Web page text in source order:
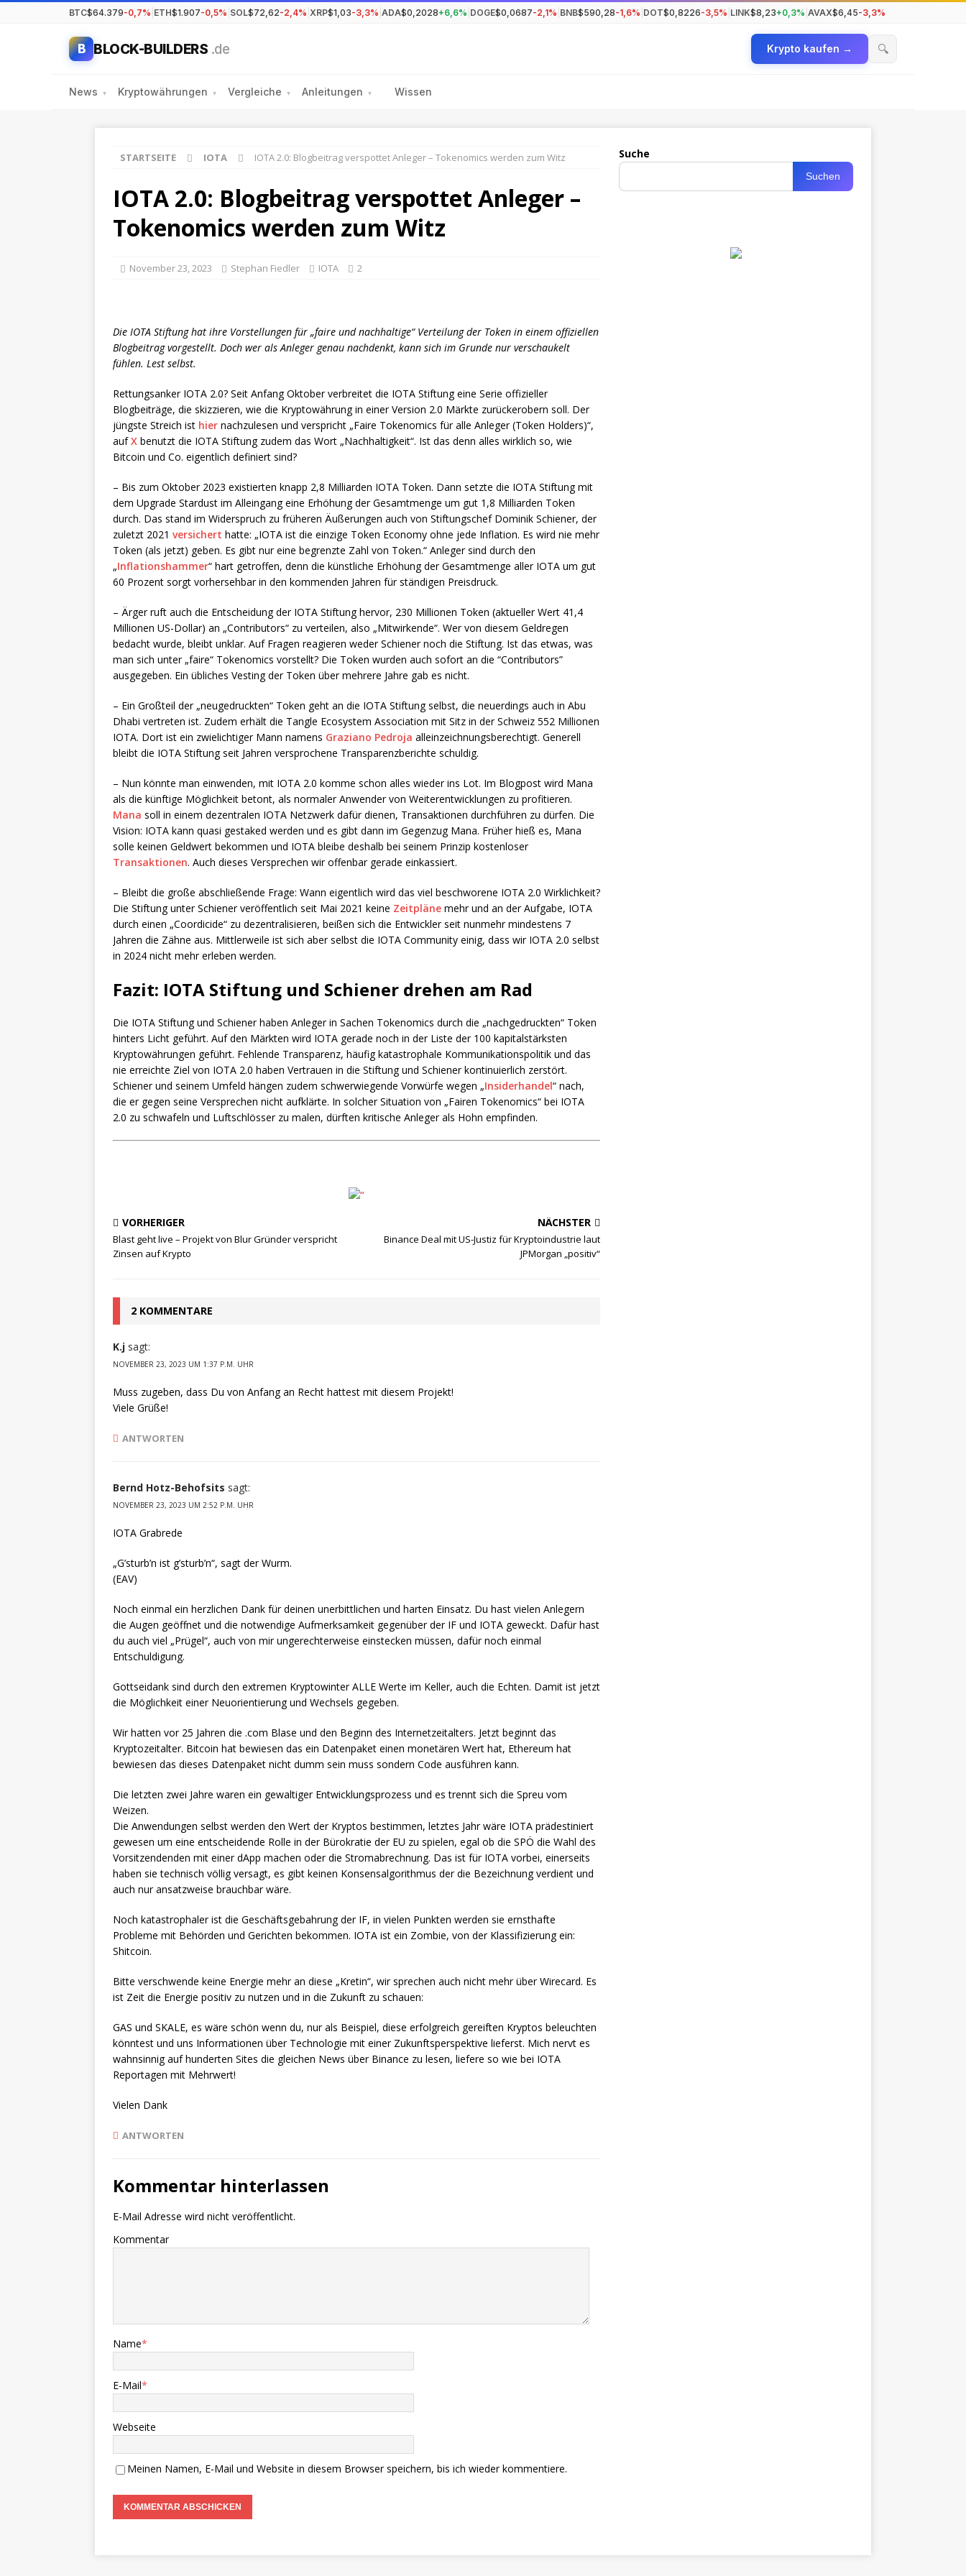
BTC$64.379-0,7% ETH$1.907-0,5% SOL$72,62-2,4% XRP$1,03-3,3% ADA$0,2028+6,6% DOGE$0,0687-2,1% BNB$590,28-1,6% DOT$0,8226-3,5% LINK$8,23+0,3% AVAX$6,45-3,3%
B BLOCK-BUILDERS .de Krypto kaufen → 🔍
News ▾ Kryptowährungen ▾ Vergleiche ▾ Anleitungen ▾ Wissen
STARTSEITE IOTA IOTA 2.0: Blogbeitrag verspottet Anleger – Tokenomics werden zum Witz
IOTA 2.0: Blogbeitrag verspottet Anleger –
Tokenomics werden zum Witz
November 23, 2023 Stephan Fiedler IOTA 2
Die IOTA Stiftung hat ihre Vorstellungen für „faire und nachhaltige“ Verteilung der Token in einem offiziellen
Blogbeitrag vorgestellt. Doch wer als Anleger genau nachdenkt, kann sich im Grunde nur verschaukelt
fühlen. Lest selbst.
Rettungsanker IOTA 2.0? Seit Anfang Oktober verbreitet die IOTA Stiftung eine Serie offizieller
Blogbeiträge, die skizzieren, wie die Kryptowährung in einer Version 2.0 Märkte zurückerobern soll. Der
jüngste Streich ist hier nachzulesen und verspricht „Faire Tokenomics für alle Anleger (Token Holders)“,
aufX benutzt die IOTA Stiftung zudem das Wort „Nachhaltigkeit“. Ist das denn alles wirklich so, wie
Bitcoin und Co. eigentlich definiert sind?
– Bis zum Oktober 2023 existierten knapp 2,8 Milliarden IOTA Token. Dann setzte die IOTA Stiftung mit
dem Upgrade Stardust im Alleingang eine Erhöhung der Gesamtmenge um gut 1,8 Milliarden Token
durch. Das stand im Widerspruch zu früheren Äußerungen auch von Stiftungschef Dominik Schiener, der
zuletzt 2021 versichert hatte: „IOTA ist die einzige Token Economy ohne jede Inflation. Es wird nie mehr
Token (als jetzt) geben. Es gibt nur eine begrenzte Zahl von Token.“ Anleger sind durch den
„Inflationshammer“ hart getroffen, denn die künstliche Erhöhung der Gesamtmenge aller IOTA um gut
60 Prozent sorgt vorhersehbar in den kommenden Jahren für ständigen Preisdruck.
– Ärger ruft auch die Entscheidung der IOTA Stiftung hervor, 230 Millionen Token (aktueller Wert 41,4
Millionen US-Dollar) an „Contributors“ zu verteilen, also „Mitwirkende“. Wer von diesem Geldregen
bedacht wurde, bleibt unklar. Auf Fragen reagieren weder Schiener noch die Stiftung. Ist das etwas, was
man sich unter „faire“ Tokenomics vorstellt? Die Token wurden auch sofort an die “Contributors”
ausgegeben. Ein übliches Vesting der Token über mehrere Jahre gab es nicht.
– Ein Großteil der „neugedruckten“ Token geht an die IOTA Stiftung selbst, die neuerdings auch in Abu
Dhabi vertreten ist. Zudem erhält die Tangle Ecosystem Association mit Sitz in der Schweiz 552 Millionen
IOTA. Dort ist ein zwielichtiger Mann namens Graziano Pedroja alleinzeichnungsberechtigt. Generell
bleibt die IOTA Stiftung seit Jahren versprochene Transparenzberichte schuldig.
– Nun könnte man einwenden, mit IOTA 2.0 komme schon alles wieder ins Lot. Im Blogpost wird Mana
als die künftige Möglichkeit betont, als normaler Anwender von Weiterentwicklungen zu profitieren.
Mana soll in einem dezentralen IOTA Netzwerk dafür dienen, Transaktionen durchführen zu dürfen. Die
Vision: IOTA kann quasi gestaked werden und es gibt dann im Gegenzug Mana. Früher hieß es, Mana
solle keinen Geldwert bekommen und IOTA bleibe deshalb bei seinem Prinzip kostenloser
Transaktionen. Auch dieses Versprechen wir offenbar gerade einkassiert.
– Bleibt die große abschließende Frage: Wann eigentlich wird das viel beschworene IOTA 2.0 Wirklichkeit?
Die Stiftung unter Schiener veröffentlich seit Mai 2021 keine Zeitpläne mehr und an der Aufgabe, IOTA
durch einen „Coordicide“ zu dezentralisieren, beißen sich die Entwickler seit nunmehr mindestens 7
Jahren die Zähne aus. Mittlerweile ist sich aber selbst die IOTA Community einig, dass wir IOTA 2.0 selbst
in 2024 nicht mehr erleben werden.
Fazit: IOTA Stiftung und Schiener drehen am Rad
Die IOTA Stiftung und Schiener haben Anleger in Sachen Tokenomics durch die „nachgedruckten“ Token
hinters Licht geführt. Auf den Märkten wird IOTA gerade noch in der Liste der 100 kapitalstärksten
Kryptowährungen geführt. Fehlende Transparenz, häufig katastrophale Kommunikationspolitik und das
nie erreichte Ziel von IOTA 2.0 haben Vertrauen in die Stiftung und Schiener kontinuierlich zerstört.
Schiener und seinem Umfeld hängen zudem schwerwiegende Vorwürfe wegen „Insiderhandel“ nach,
die er gegen seine Versprechen nicht aufklärte. In solcher Situation von „Fairen Tokenomics“ bei IOTA
2.0 zu schwafeln und Luftschlösser zu malen, dürften kritische Anleger als Hohn empfinden.
VORHERIGER
Blast geht live – Projekt von Blur Gründer verspricht
Zinsen auf Krypto
NÄCHSTER
Binance Deal mit US-Justiz für Kryptoindustrie laut
JPMorgan „positiv“
2 KOMMENTARE
K.j sagt:
NOVEMBER 23, 2023 UM 1:37 P.M. UHR
Muss zugeben, dass Du von Anfang an Recht hattest mit diesem Projekt!
Viele Grüße!
ANTWORTEN
Bernd Hotz-Behofsits sagt:
NOVEMBER 23, 2023 UM 2:52 P.M. UHR
IOTA Grabrede
„G’sturb’n ist g’sturb’n“, sagt der Wurm.
(EAV)
Noch einmal ein herzlichen Dank für deinen unerbittlichen und harten Einsatz. Du hast vielen Anlegern
die Augen geöffnet und die notwendige Aufmerksamkeit gegenüber der IF und IOTA geweckt. Dafür hast
du auch viel „Prügel“, auch von mir ungerechterweise einstecken müssen, dafür noch einmal
Entschuldigung.
Gottseidank sind durch den extremen Kryptowinter ALLE Werte im Keller, auch die Echten. Damit ist jetzt
die Möglichkeit einer Neuorientierung und Wechsels gegeben.
Wir hatten vor 25 Jahren die .com Blase und den Beginn des Internetzeitalters. Jetzt beginnt das
Kryptozeitalter. Bitcoin hat bewiesen das ein Datenpaket einen monetären Wert hat, Ethereum hat
bewiesen das dieses Datenpaket nicht dumm sein muss sondern Code ausführen kann.
Die letzten zwei Jahre waren ein gewaltiger Entwicklungsprozess und es trennt sich die Spreu vom
Weizen.
Die Anwendungen selbst werden den Wert der Kryptos bestimmen, letztes Jahr wäre IOTA prädestiniert
gewesen um eine entscheidende Rolle in der Bürokratie der EU zu spielen, egal ob die SPÖ die Wahl des
Vorsitzendenden mit einer dApp machen oder die Stromabrechnung. Das ist für IOTA vorbei, einerseits
haben sie technisch völlig versagt, es gibt keinen Konsensalgorithmus der die Bezeichnung verdient und
auch nur ansatzweise brauchbar wäre.
Noch katastrophaler ist die Geschäftsgebahrung der IF, in vielen Punkten werden sie ernsthafte
Probleme mit Behörden und Gerichten bekommen. IOTA ist ein Zombie, von der Klassifizierung ein:
Shitcoin.
Bitte verschwende keine Energie mehr an diese „Kretin“, wir sprechen auch nicht mehr über Wirecard. Es
ist Zeit die Energie positiv zu nutzen und in die Zukunft zu schauen:
GAS und SKALE, es wäre schön wenn du, nur als Beispiel, diese erfolgreich gereiften Kryptos beleuchten
könntest und uns Informationen über Technologie mit einer Zukunftsperspektive lieferst. Mich nervt es
wahnsinnig auf hunderten Sites die gleichen News über Binance zu lesen, liefere so wie bei IOTA
Reportagen mit Mehrwert!
Vielen Dank
ANTWORTEN
Kommentar hinterlassen
E-Mail Adresse wird nicht veröffentlicht.
Kommentar
Name*
E-Mail*
Webseite
Meinen Namen, E-Mail und Website in diesem Browser speichern, bis ich wieder kommentiere.
Suche
Suchen